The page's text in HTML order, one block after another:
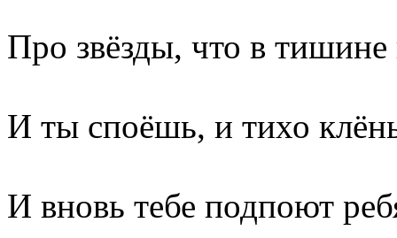
Про звёзды, что в тишине
И ты споёшь, и тихо
И вновь тебе подпоют